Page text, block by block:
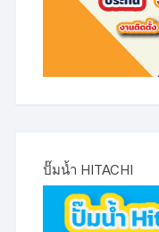
ปั๊มน้ำ HITACHI